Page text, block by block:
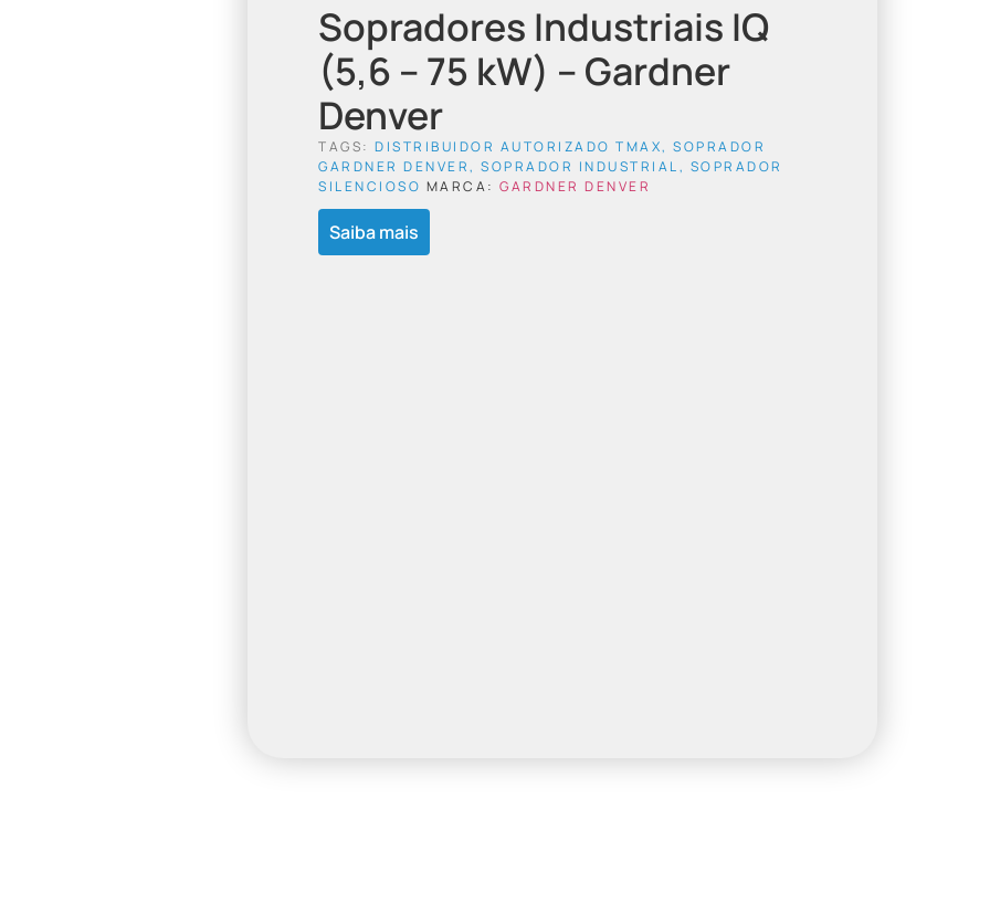
Sopradores Industriais IQ
(5,6 – 75 kW) – Gardner
Denver
TAGS: DISTRIBUIDOR AUTORIZADO TMAX, SOPRADOR
GARDNER DENVER, SOPRADOR INDUSTRIAL, SOPRADOR
SILENCIOSO MARCA: GARDNER DENVER
Saiba mais